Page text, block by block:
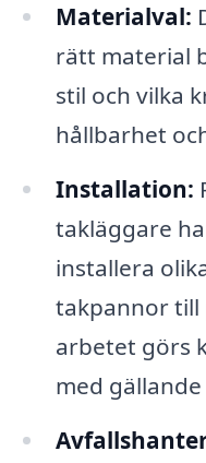
Materialval:
rätt material
stil och vilka
hållbarhet
Installation:
takläggare
installera
takpannor till
arbetet görs
med